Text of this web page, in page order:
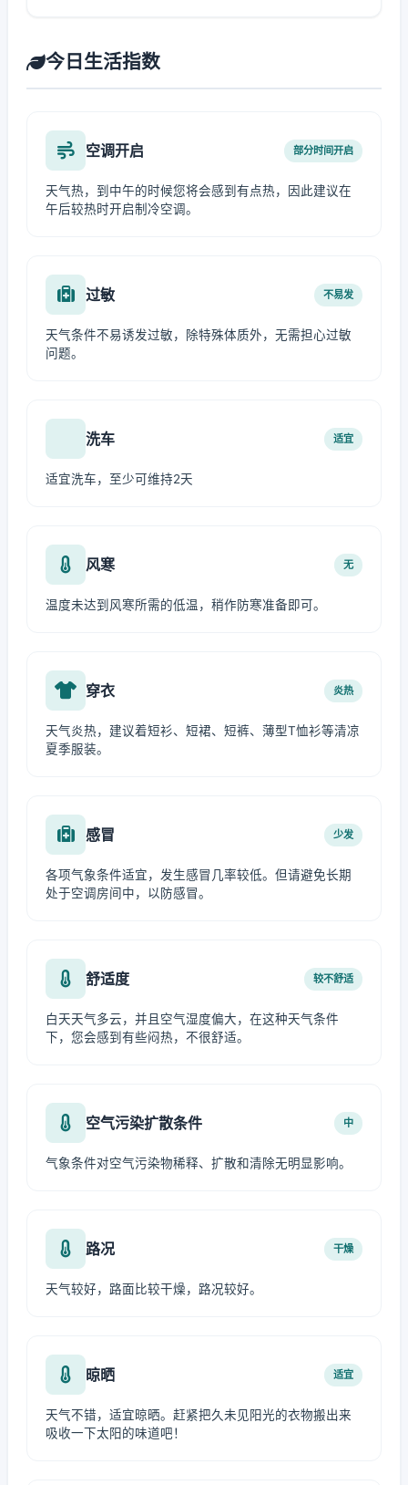
今日生活指数
空调开启 部分时间开启
天气热，到中午的时候您将会感到有点热，因此建议在
午后较热时开启制冷空调。
过敏 不易发
天气条件不易诱发过敏，除特殊体质外，无需担心过敏
问题。
洗车 适宜
适宜洗车，至少可维持2天
风寒 无
温度未达到风寒所需的低温，稍作防寒准备即可。
穿衣 炎热
天气炎热，建议着短衫、短裙、短裤、薄型T恤衫等清凉
夏季服装。
感冒 少发
各项气象条件适宜，发生感冒几率较低。但请避免长期
处于空调房间中，以防感冒。
舒适度 较不舒适
白天天气多云，并且空气湿度偏大，在这种天气条件
下，您会感到有些闷热，不很舒适。
空气污染扩散条件 中
气象条件对空气污染物稀释、扩散和清除无明显影响。
路况 干燥
天气较好，路面比较干燥，路况较好。
晾晒 适宜
天气不错，适宜晾晒。赶紧把久未见阳光的衣物搬出来
吸收一下太阳的味道吧！